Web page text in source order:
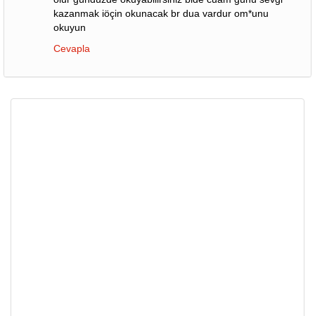
kazanmak iöçin okunacak br dua vardur om*unu
okuyun
Cevapla